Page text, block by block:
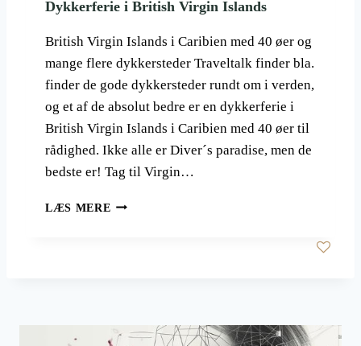
I
E
G
E
N
E
M
5
A
Dykkerferie i British Virgin Islands
British Virgin Islands i Caribien med 40 øer og
mange flere dykkersteder Traveltalk finder bla.
finder de gode dykkersteder rundt om i verden,
og et af de absolut bedre er en dykkerferie i
British Virgin Islands i Caribien med 40 øer til
rådighed. Ikke alle er Diver´s paradise, men de
bedste er! Tag til Virgin…
LÆS MERE D
R